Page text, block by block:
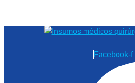
Facebook-f